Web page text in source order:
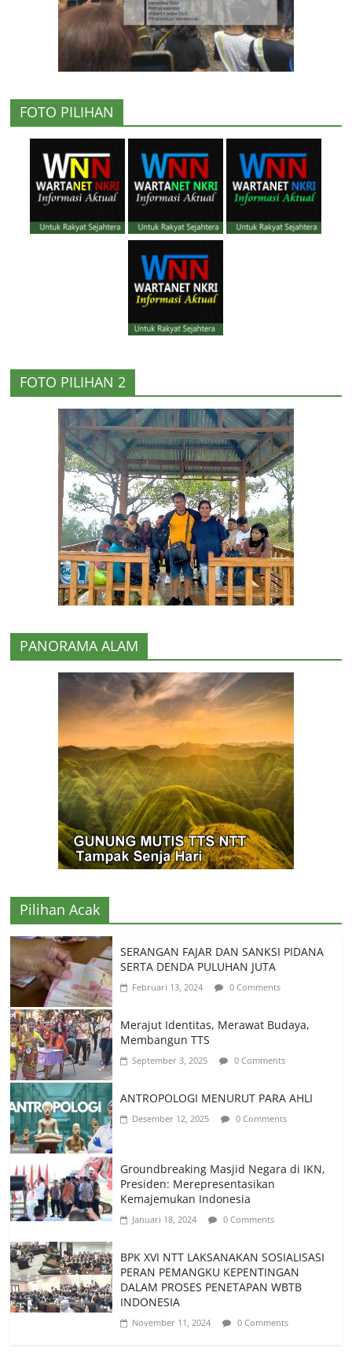
FOTO PILIHAN
FOTO PILIHAN 2
PANORAMA ALAM
Pilihan Acak
SERANGAN FAJAR DAN SANKSI PIDANA
SERTA DENDA PULUHAN JUTA
Februari 13, 2024 0 Comments
Merajut Identitas, Merawat Budaya,
Membangun TTS
September 3, 2025 0 Comments
ANTROPOLOGI MENURUT PARA AHLI
Desember 12, 2025 0 Comments
Groundbreaking Masjid Negara di IKN,
Presiden: Merepresentasikan
Kemajemukan Indonesia
Januari 18, 2024 0 Comments
BPK XVI NTT LAKSANAKAN SOSIALISASI
PERAN PEMANGKU KEPENTINGAN
DALAM PROSES PENETAPAN WBTB
INDONESIA
November 11, 2024 0 Comments